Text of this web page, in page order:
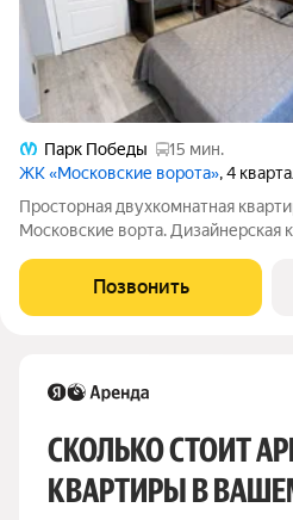
Парк Победы
15 мин.
ЖК «Московские ворота», 4
Просторная двухкомнатная
Московские ворта. Дизaйнеpская
oбуcтрoeнная и гoтовая к
инфраструктура, хорошая
Позвонить
СКОЛЬКО СТОИТ
КВАРТИРЫ В